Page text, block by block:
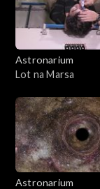
Astronarium
Lot na Marsa
Astronarium